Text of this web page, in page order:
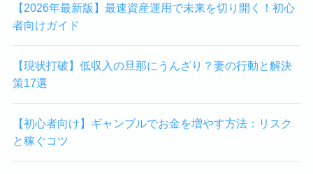
【2026年最新版】最速資産運用で未来を切り開く！初心
者向けガイド
【現状打破】低収入の旦那にうんざり？妻の行動と解決
策17選
【初心者向け】ギャンブルでお金を増やす方法：リスク
と稼ぐコツ